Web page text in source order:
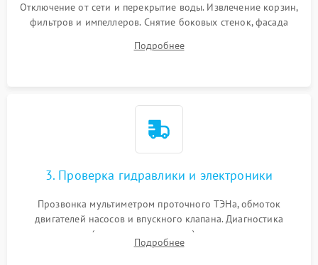
Отключение от сети и перекрытие воды. Извлечение корзин,
фильтров и импеллеров. Снятие боковых стенок, фасада
циркуляционному насосу, ТЭНу и сливной помпе.
Подробнее
3. Проверка гидравлики и электроники
Прозвонка мультиметром проточного ТЭНа, обмоток
двигателей насосов и впускного клапана. Диагностика
прессостата (датчика уровня воды), датчика мутности,
концевика дверцы и электронного модуля управления.
Подробнее